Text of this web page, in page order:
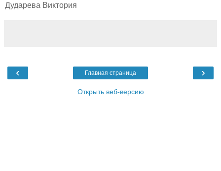
Дударева Виктория
‹ ›
Главная страница
Открыть веб-версию